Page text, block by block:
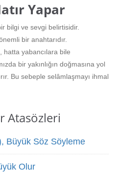
Duvar Yazıları
Hesaplamalar
Eğitim Haberleri
Yapar
bilgi ve sevgi belirtisidir.
bir anahtarıdır.
hatta yabancılara bile
bir yakınlığın doğmasına yol
Bu sebeple selâmlaşmayı ihmal
Atasözleri
Büyük Söz Söyleme
Olur